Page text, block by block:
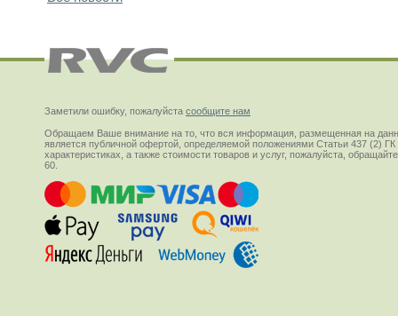
Заметили ошибку, пожалуйста сообщите нам
Обращаем Ваше внимание на то, что вся информация, размещенная на
является публичной офертой, определяемой положениями Статьи 437 (2)
характеристиках, а также стоимости товаров и услуг, пожалуйста,
60.